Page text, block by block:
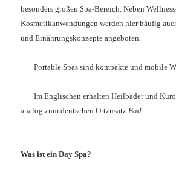
besonders großen Spa-Bereich. Neben
Kosmetikanwendungen werden hier häufig
und Ernährungskonzepte angeboten.
· Portable Spas sind kompakte und mobile
·
Im Englischen erhalten Heilbäder und
analog zum deutschen OrtzusatzBad.
Was ist ein Day Spa?